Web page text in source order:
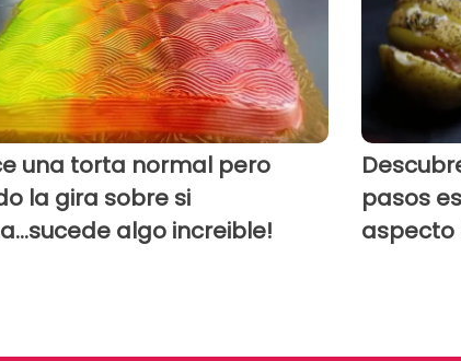
una torta normal pero
la gira sobre si
algo increible!
pasos